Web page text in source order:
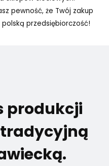
pewność, że Twój zakup
przedsiębiorczość!
produkcji